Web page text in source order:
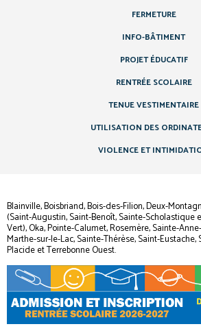
FERMETURE
INFO-BÂTIMENT
PROJET ÉDUCATIF
RENTRÉE SCOLAIRE
TENUE VESTIMENTAIRE
UTILISATION DES
VIOLENCE ET
Blainville, Boisbriand, Bois-des-Filion, Deux-
(Saint-Augustin, Saint-Benoît, Sainte-Scholastique
Vert), Oka, Pointe-Calumet, Rosemère, Sainte-
Marthe-sur-le-Lac, Sainte-Thérèse, Saint-Eustache,
Placide et Terrebonne Ouest.